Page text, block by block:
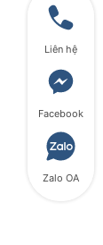
Liên hệ
Facebook
Zalo OA